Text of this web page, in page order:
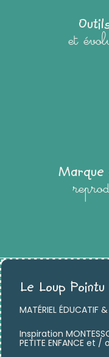
et
Marque
Le Loup
MATÉRIEL ÉDUCATIF
Inspiration
PETITE ENFANCE et /